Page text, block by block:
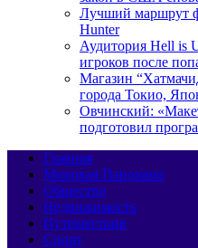
Лучший маршрут
Hunter
Аудитория Hell is
игроков после
Магазин
города Токио,
Овчинский:
подготовил
Главная
Мировая Панорама
Общество
Недвижимость
Путешествия
Спорт